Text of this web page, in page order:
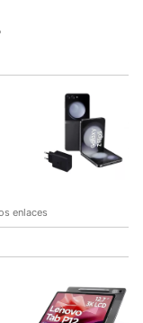
enlaces